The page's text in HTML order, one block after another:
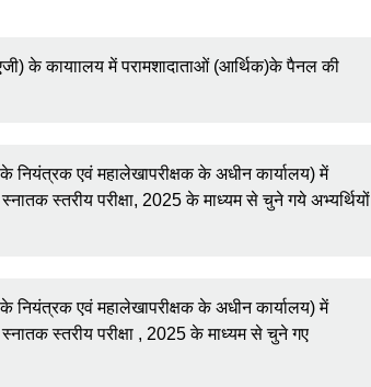
के कायाालय में परामशादाताओं (आर्थिक)के पैनल की
के नियंत्रक एवं महालेखापरीक्षक के अधीन कार्यालय) में
स्तरीय परीक्षा, 2025 के माध्यम से चुने गये अभ्यर्थियों
के नियंत्रक एवं महालेखापरीक्षक के अधीन कार्यालय) में
स्तरीय परीक्षा , 2025 के माध्यम से चुने गए